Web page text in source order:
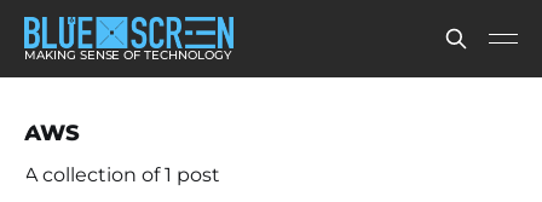
MAKING SENSE OF TECHNOLOGY
AWS
A collection of 1 post